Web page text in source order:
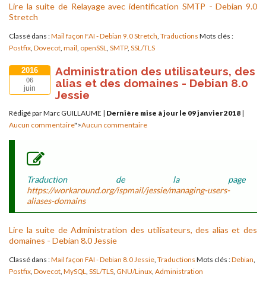
Lire la suite de Relayage avec identification SMTP - Debian 9.0
Stretch
Classé dans :Mail façon FAI - Debian 9.0 Stretch Traductions Mots clés :
Postfix Dovecot mail openSSL SMTP, SSL/TLS
2016
06
juin
Administration des utilisateurs, des
alias et des domaines - Debian 8.0
Jessie
Rédigé par Marc GUILLAUME | Dernière mise à jour le 09 janvier 2018 |
Aucun commentaire">Aucun commentaire
Traduction de la page
https://workaround.org/ispmail/jessie/managing-users-
aliases-domains
Lire la suite de Administration des utilisateurs, des alias et des
domaines - Debian 8.0 Jessie
Classé dans :Mail façon FAI - Debian 8.0 Jessie Traductions Mots clés :Debian
Postfix Dovecot MySQL SSL/TLS GNU/Linux Administration